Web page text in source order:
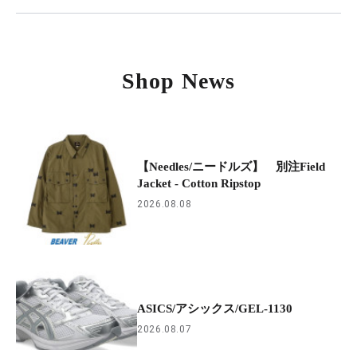
Shop News
【Needles/ニードルズ】 別注Field
Jacket - Cotton Ripstop
2026.08.08
ASICS/アシックス/GEL-1130
2026.08.07